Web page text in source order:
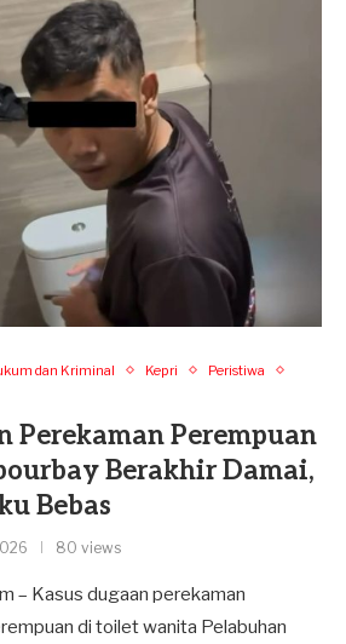
dan Kriminal Kepri
Peristiwa
Perekaman Perempuan
Berakhir Damai,
Bebas
80 views
– Kasus dugaan perekaman
di toilet wanita Pelabuhan